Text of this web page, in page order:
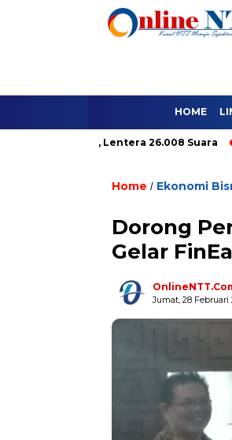
HOME
9.296, Lentera 26.008 Suara
Home / Ekonomi
Dorong
Gelar
Jumat, 28 Februari